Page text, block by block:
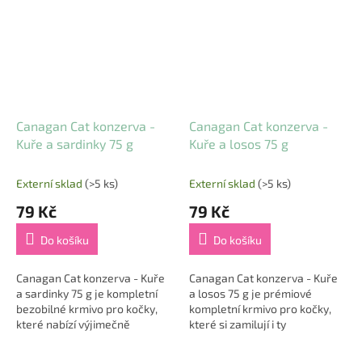
Canagan Cat konzerva -
Kuře a sardinky 75 g
Externí sklad (>5 ks)
79 Kč
Do košíku
Canagan Cat konzerva - Kuře
a sardinky 75 g je kompletní
bezobilné krmivo pro kočky,
které nabízí výjimečně
Canagan Cat konzerva -
Kuře a losos 75 g
Externí sklad (>5 ks)
79 Kč
Do košíku
Canagan Cat konzerva - Kuře
a losos 75 g je prémiové
kompletní krmivo pro kočky,
které si zamilují i ty